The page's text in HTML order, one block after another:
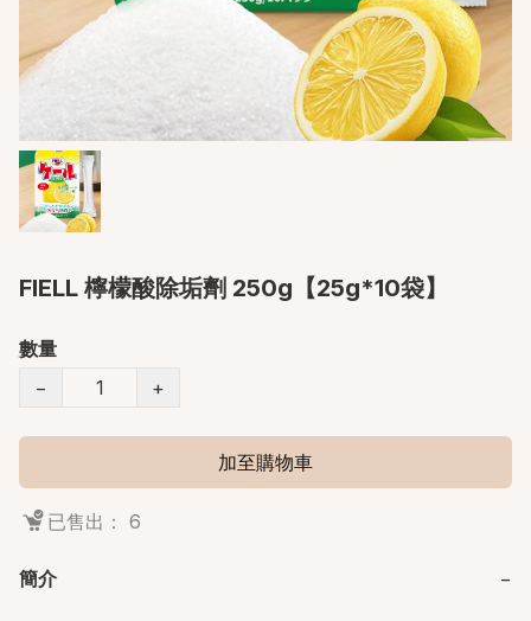
FIELL 檸檬酸除垢劑 250g【25g*10袋】
數量
−
+
加至購物車
已售出： 6
簡介 −